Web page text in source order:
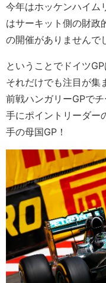
今年はホッケンハイム
はサーキット側の財政
の開催がありませんで
ということでドイツ
それだけでも注目が集
前戦ハンガリーGPで
手にポイントリーダー
手の母国GP！